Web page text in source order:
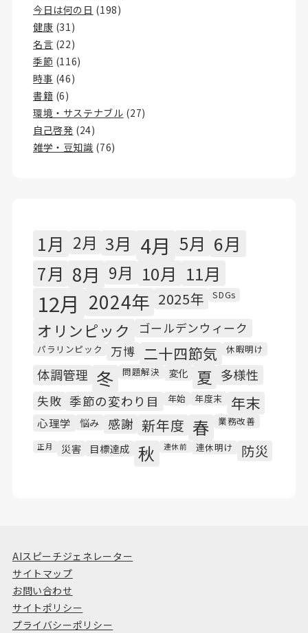
今日は何の日 (198)
健康 (31)
名言 (22)
季節 (116)
時事 (46)
書籍 (6)
環境・サステナブル (27)
自己啓発 (24)
雑学・豆知識 (76)
1月 2月 3月 4月 5月 6月
7月 8月 9月 10月 11月
12月 2024年 2025年 SDGs
オリンピック ゴールデンウィーク
パラリンピック 万博 二十四節気 休暇明け
体調管理 冬 問題解決 変化 夏 多様性
失敗 季節の変わり目 年始 年度末 年末
心理学 悩み 感謝 新年度 春 業務改善
正月 災害 目標達成 秋 連休前 連休明け 防災
AIスピーチジェネレーター
サイトマップ
お問い合わせ
サイトポリシー
プライバシーポリシー